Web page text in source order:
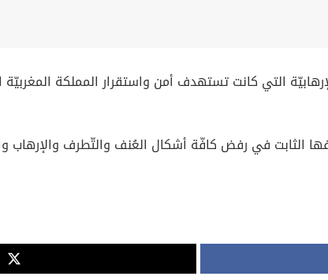
التي كانت تستهدف أمن واستقرار المملكة
الثابت في رفض كافّة أشكال العُنف والتّطرف والإرهاب